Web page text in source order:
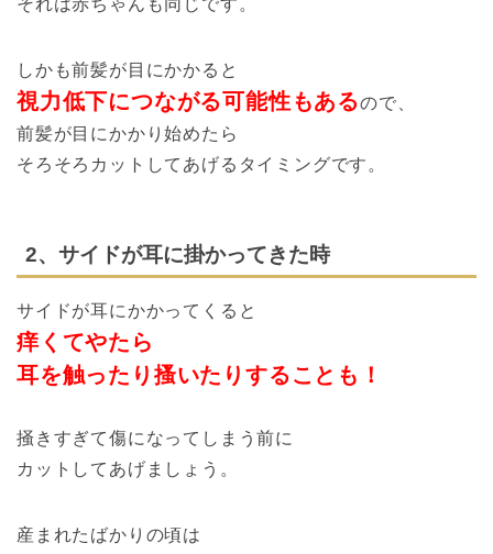
しかも前髪が目にかかると
視力低下につながる可能性もあるので、
前髪が目にかかり始めたら
そろそろカットしてあげるタイミングです。
2、サイドが耳に掛かってきた時
サイドが耳にかかってくると
痒くてやたら
耳を触ったり搔いたりすることも！
掻きすぎて傷になってしまう前に
カットしてあげましょう。
産まれたばかりの頃は